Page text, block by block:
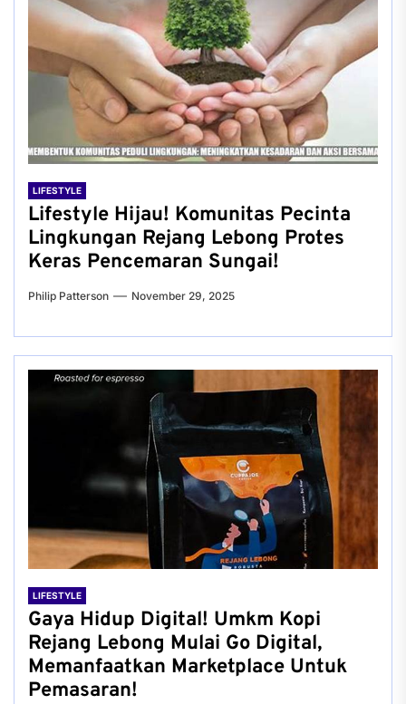
LIFESTYLE
Lifestyle Hijau! Komunitas Pecinta
Lingkungan Rejang Lebong Protes
Keras Pencemaran Sungai!
Philip Patterson November 29, 2025
LIFESTYLE
Gaya Hidup Digital! Umkm Kopi
Rejang Lebong Mulai Go Digital,
Memanfaatkan Marketplace Untuk
Pemasaran!